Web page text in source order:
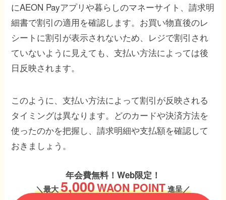
にAEON Payアプリや暮らしのマネーサイト、請求明
細書で割引の適用を確認します。お買い物直後のレ
シートに割引が表示されないため、レジで割引され
ていないように見えても、支払い方法によっては後
日反映されます。
このように、支払い方法によって割引が反映される
タイミングは異なります。どのカードや決済方法を
使ったのかを把握し、請求明細や支払額を確認して
おきましょう。
年会費無料！Web限定！
＼最大5,000WAON POINT進呈／